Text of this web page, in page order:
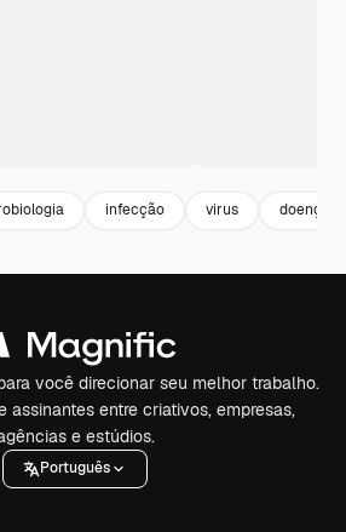
infecção virus doença
você direcionar seu melhor trabalho.
assinantes entre criativos, empresas,
e estúdios.
Português